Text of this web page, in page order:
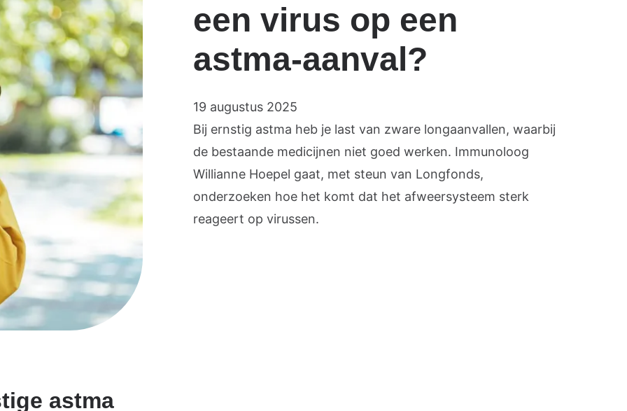
een virus op een
astma-aanval?
19 augustus 2025
Bij ernstig astma heb je last van zware longaanvallen, waarbij
de bestaande medicijnen niet goed werken. Immunoloog
Willianne Hoepel gaat, met steun van Longfonds,
onderzoeken hoe het komt dat het afweersysteem sterk
reageert op virussen.
astma